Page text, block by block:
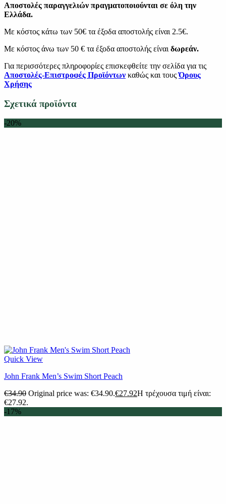
Αποστολές παραγγελιών πραγματοποιούνται σε όλη την
Ελλάδα.
Με κόστος κάτω των 50€ τα έξοδα αποστολής είναι 2.5€.
Με κόστος άνω των 50 € τα έξοδα αποστολής είναι δωρεάν.
Για περισσότερες πληροφορίες επισκεφθείτε την σελίδα για τις
Αποστολές-Επιστροφές Προϊόντων καθώς και τουςΌρους
Χρήσης
Σχετικά προϊόντα
-20%
Quick View
John Frank Men’s Swim Short Peach
€34.90 Original price was: €34.90.€27.92Η τρέχουσα τιμή είναι:
€27.92.
-17%